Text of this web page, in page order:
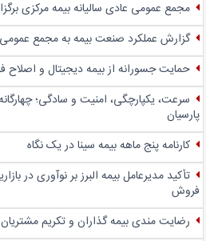
مجمع عمومی عادی سالیانه بیمه مرکزی
گزارش عملکرد صنعت بیمه به مجمع عمومی
حمایت جسورانه از بیمه دیجیتال و اصلاح
سرعت، یکپارچگی، امنیت و سادگی؛
پارسیان
کارنامه پنج ماهه بیمه سینا در یک نگاه
تأکید مدیرعامل بیمه البرز بر نوآوری در
فروش
رضایت مندی بیمه گذاران و تکریم